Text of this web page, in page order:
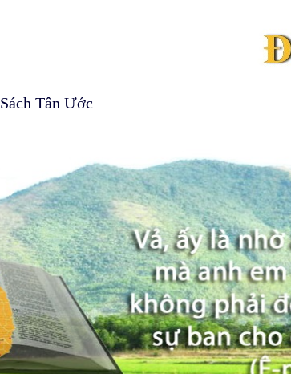
Sách Tân Ước